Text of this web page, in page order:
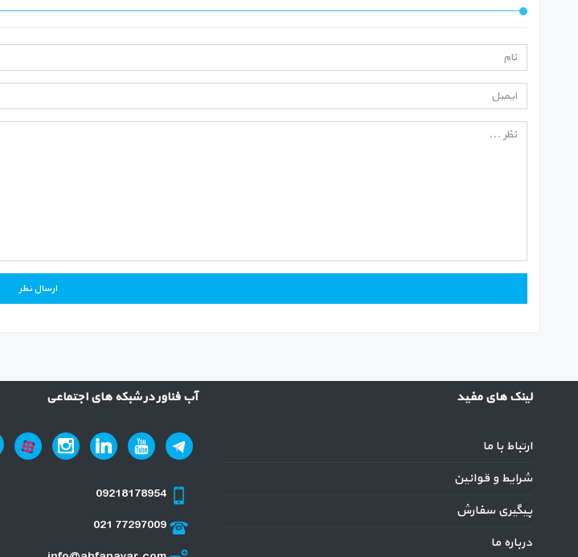
لینک های مفید
ارتباط با ما
شرایط و قوانین
پیگیری سفارش
درباره ما
آب فناور در شبکه های اجتماعی
09218178954
021 77297009